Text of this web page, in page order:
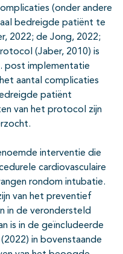
(onder andere
bedreigde patiënt te
2022; de Jong, 2022;
(Jaber, 2010) is
post implementatie
aantal complicaties
patiënt
van het protocol zijn
interventie die
cardiovasculaire
rondom intubatie.
van het preventief
in de verondersteld
is in de geïncludeerde
(2022) in bovenstaande